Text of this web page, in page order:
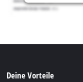
Deine Vorteile